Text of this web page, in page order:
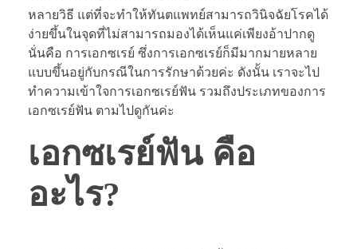
หลายวิธี แต่ที่จะทำให้ทันตแพทย์สามารถวินิจฉัยโรคได้
ง่ายขึ้นในจุดที่ไม่สามารถมองได้เห็นแค่เพียงอ้าปากดู
นั่นคือ การเอกซเรย์ ซึ่งการเอกซเรย์ก็มีมากมายหลาย
แบบขึ้นอยู่กับกรณีในการรักษาด้วยค่ะ ดังนั้น เราจะไป
ทำความเข้าใจการเอกซเรย์ฟัน รวมถึงประเภทของการ
เอกซเรย์ฟัน ตามไปดูกันค่ะ
เอกซเรย์ฟัน คือ
อะไร?